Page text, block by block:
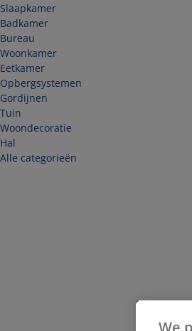
Slaapkamer
Badkamer
Bureau
Woonkamer
Eetkamer
Opbergsystemen
Gordijnen
Tuin
Woondecoratie
Hal
Alle categorieën
We